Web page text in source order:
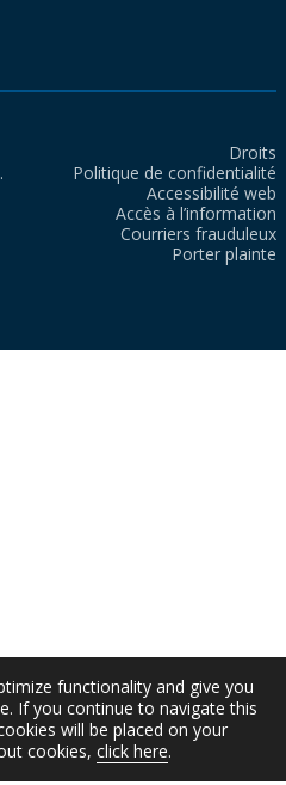
Droits
Politique de confidentialité
Accessibilité web
Accès à l’information
Courriers frauduleux
Porter plainte
functionality and give you
If you continue to navigate this
will be placed on your
cookies, click here.